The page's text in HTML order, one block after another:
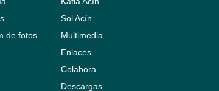
de fotos
Sol Acín
Multimedia
Enlaces
Colabora
Descargas